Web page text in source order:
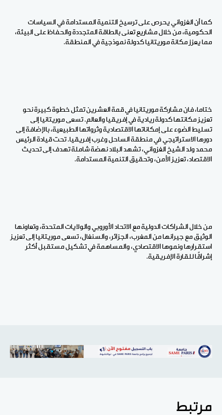
كما أن الغزواني يحرص على ترسيخ التنمية المستدامة في السياسات
الحكومية، من خلال مشاريع تعنى بالطاقة المتجددة والحفاظ على البيئة،
مما يعزز مكانة موريتانيا كدولة نموذجية في المنطقة.
ختاما، فان مشاركة موريتانيا في قمة العشرين تمثل خطوة كبيرة نحو
تعزيز مكانتها كدولة ريادية في إفريقيا والعالم. تسعى موريتانيا إلى
تسليط الضوء على إمكاناتها الاقتصادية وثرواتها الطبيعية، بالإضافة إلى
دورها الاستراتيجي في منطقة الساحل وغرب إفريقيا. تحت قيادة الرئيس
محمد ولد الشيخ الغزواني، تشهد البلاد نهضة شاملة تهدف إلى تحديث
الاقتصاد، تعزيز الأمن، وتحقيق التنمية المستدامة.
من خلال الشراكات الدولية مع الاتحاد الأوروبي والولايات المتحدة، وتعاونها
الوثيق مع جيرانها من المغرب، الجزائر، والسنغال، تسعى موريتانيا إلى تعزيز
استقرارها ونموها الاقتصادي، والمساهمة في تشكيل مستقبل أكثر
إشراقًا للقارة الإفريقية.
مرتبط